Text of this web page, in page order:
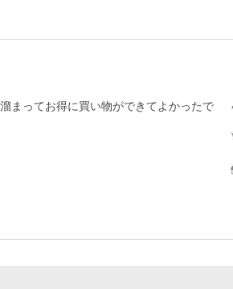
まってお得に買い物ができてよかったで